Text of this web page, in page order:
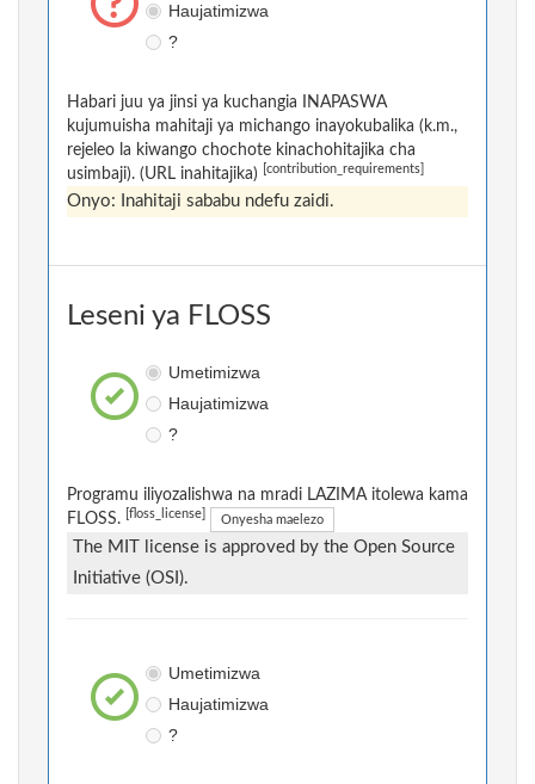
Haujatimizwa
?
Habari juu ya jinsi ya kuchangia INAPASWA
kujumuisha mahitaji ya michango inayokubalika (k.m.,
rejeleo la kiwango chochote kinachohitajika cha
usimbaji). (URL inahitajika)
[contribution_requirements]
Onyo: Inahitaji sababu ndefu zaidi.
Leseni ya FLOSS
Umetimizwa
Haujatimizwa
?
Programu iliyozalishwa na mradi LAZIMA itolewa kama
FLOSS.
[floss_license] Onyesha maelezo
The MIT license is approved by the Open Source
Initiative (OSI).
Umetimizwa
Haujatimizwa
?